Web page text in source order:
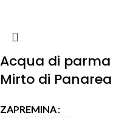
Acqua di parma
Mirto di Panarea
ZAPREMINA